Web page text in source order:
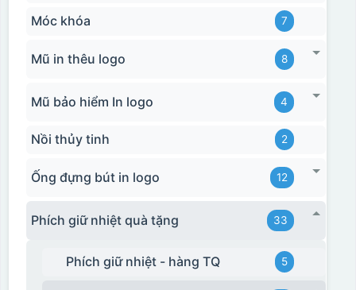
Móc khóa 7
Mũ in thêu logo 8
Mũ bảo hiểm In logo 4
Nồi thủy tinh 2
Ống đựng bút in logo 12
Phích giữ nhiệt quà tặng 33
Phích giữ nhiệt - hàng TQ 5